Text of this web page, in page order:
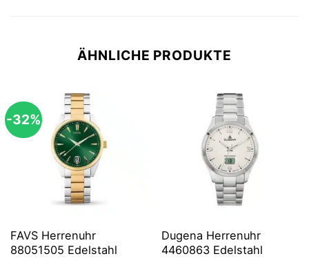
ÄHNLICHE PRODUKTE
-32%
FAVS Herrenuhr
88051505 Edelstahl
Dugena Herrenuhr
4460863 Edelstahl